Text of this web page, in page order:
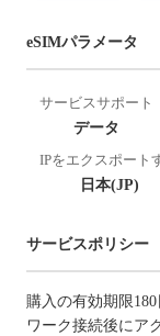
eSIMパラメータ
サービスサポート
データ
IPをエクスポート
日本(JP)
サービスポリシー
購入の有効期限
ワーク接続後にア